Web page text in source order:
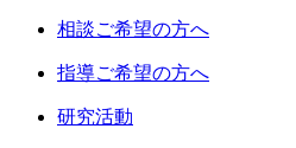
相談ご希望の方へ
指導ご希望の方へ
研究活動